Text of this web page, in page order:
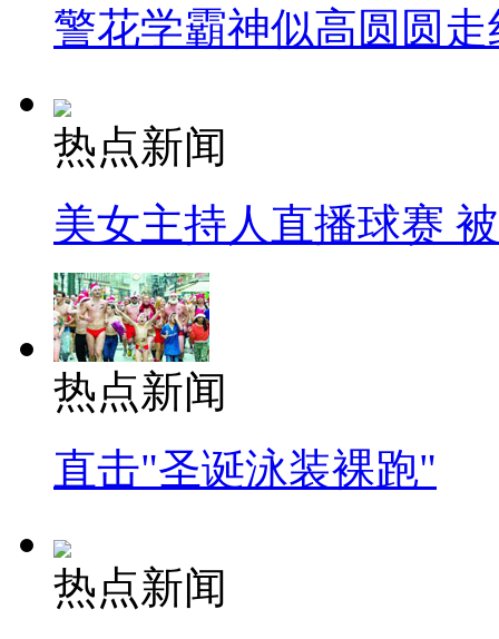
警花学霸神似高圆圆走
热点新闻
美女主持人直播球赛
热点新闻
直击"圣诞泳装裸跑"
热点新闻